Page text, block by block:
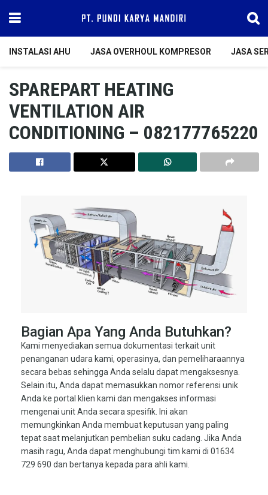
INSTALASI AHU JASA OVERHOUL KOMPRESOR JASA
SPAREPART HEATING
VENTILATION AIR
CONDITIONING – 082177765220
Bagian Apa Yang Anda Butuhkan?
Kami menyediakan semua dokumentasi terkait unit
penanganan udara kami, operasinya, dan pemeliharaannya
secara bebas sehingga Anda selalu dapat mengaksesnya.
Selain itu, Anda dapat memasukkan nomor referensi unik
Anda ke portal klien kami dan mengakses informasi
mengenai unit Anda secara spesifik. Ini akan
memungkinkan Anda membuat keputusan yang paling
tepat saat melanjutkan pembelian suku cadang. Jika Anda
masih ragu, Anda dapat menghubungi tim kami di 01634
729 690 dan bertanya kepada para ahli kami.